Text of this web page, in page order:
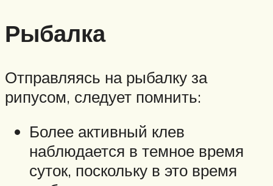
Рыбалка
Отправляясь на рыбалку за
рипусом, следует помнить:
Более активный клев
наблюдается в темное время
суток, поскольку в это время